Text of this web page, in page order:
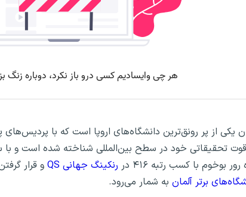
یکی از پر رونق‌ترین دانشگاه‌های اروپا است که با
قوت تحقیقاتی خود در سطح بین‌المللی شناخته شده است و با
بوخوم با کسب رتبه ۴۱۶ در
رنکینگ جهانی QS و قرار
برتر آلمان به شمار می‌رود.